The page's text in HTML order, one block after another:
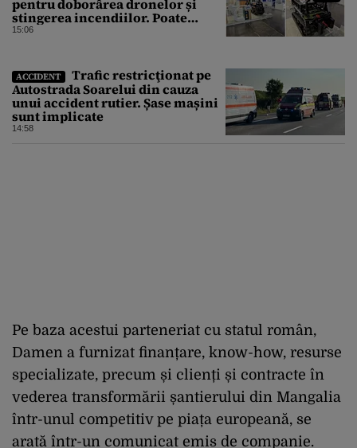
pentru doborârea dronelor și
stingerea incendiilor. Poate
transporta încărcături de până la
15:06
ACCIDENT
Trafic restricţionat pe
Autostrada Soarelui din cauza
unui accident rutier. Șase mașini
sunt implicate
14:58
Pe baza acestui parteneriat cu statul român,
Damen a furnizat finanțare, know-how, resurse
specializate, precum și clienți și contracte în
vederea transformării șantierului din Mangalia
într-unul competitiv pe piața europeană, se
arată într-un comunicat emis de companie.